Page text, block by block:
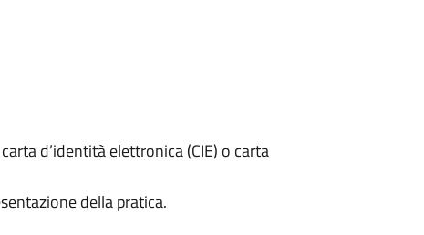
d’identità elettronica (CIE) o carta
della pratica.